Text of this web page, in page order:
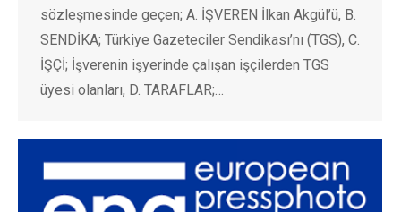
sözleşmesinde geçen; A. İŞVEREN İlkan Akgül’ü, B.
SENDİKA; Türkiye Gazeteciler Sendikası’nı (TGS), C.
İŞÇİ; İşverenin işyerinde çalışan işçilerden TGS
üyesi olanları, D. TARAFLAR;…